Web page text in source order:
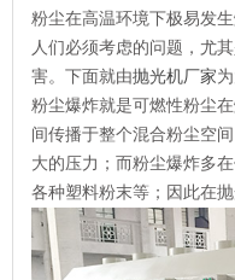
粉尘在高温环境下极易发
人们必须考虑的问题，尤
害。下面就由抛光机厂家
粉尘爆炸就是可燃性粉尘
间传播于整个混合粉尘空
大的压力；而粉尘爆炸多
各种塑料粉末等；因此在